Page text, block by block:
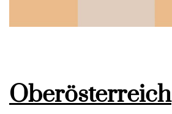
Oberösterreich